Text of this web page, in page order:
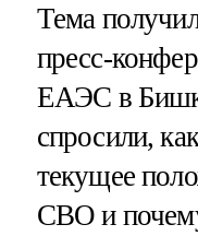
Тема
пресс-
ЕАЭС в
спросили,
текущее
СВО и